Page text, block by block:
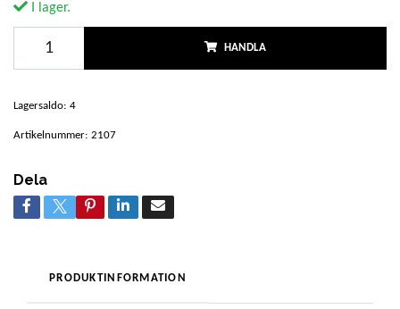
I lager.
HANDLA
Lagersaldo: 4
Artikelnummer: 2107
Dela
PRODUKTINFORMATION